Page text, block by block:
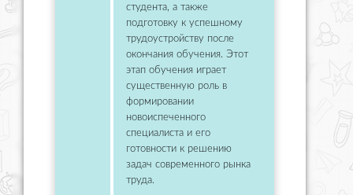
студента, а также
подготовку к успешному
трудоустройству после
окончания обучения. Этот
этап обучения играет
существенную роль в
формировании
новоиспеченного
специалиста и его
готовности к решению
задач современного рынка
труда.